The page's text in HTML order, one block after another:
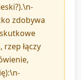
zdobywa
łączy